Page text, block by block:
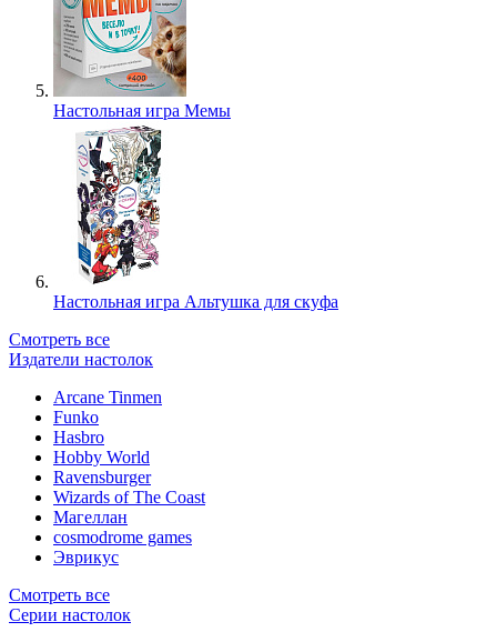
Настольная игра Мемы
Настольная игра Альтушка для скуфа
Смотреть все
Издатели настолок
Arcane Tinmen
Funko
Hasbro
Hobby World
Ravensburger
Wizards of The Coast
Магеллан
сosmodrome games
Эврикус
Смотреть все
Серии настолок